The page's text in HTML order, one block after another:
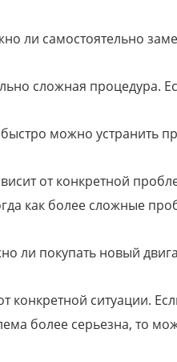
ли самостоятельно
сложная процедура.
можно устранить
от конкретной
как более сложные
ли покупать новый
конкретной ситуации.
более серьезна, то